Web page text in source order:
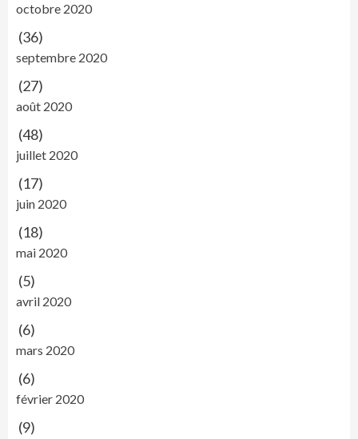
octobre 2020
(36)
septembre 2020
(27)
août 2020
(48)
juillet 2020
(17)
juin 2020
(18)
mai 2020
(5)
avril 2020
(6)
mars 2020
(6)
février 2020
(9)